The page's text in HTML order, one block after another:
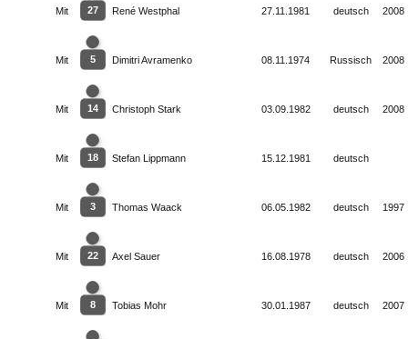
Mit 27 René Westphal 27.11.1981 deutsch 2008
Mit 5 Dimitri Avramenko 08.11.1974 Russisch 2008
Mit 14 Christoph Stark 03.09.1982 deutsch 2008
Mit 18 Stefan Lippmann 15.12.1981 deutsch
Mit 3 Thomas Waack 06.05.1982 deutsch 1997
Mit 22 Axel Sauer 16.08.1978 deutsch 2006
Mit 8 Tobias Mohr 30.01.1987 deutsch 2007